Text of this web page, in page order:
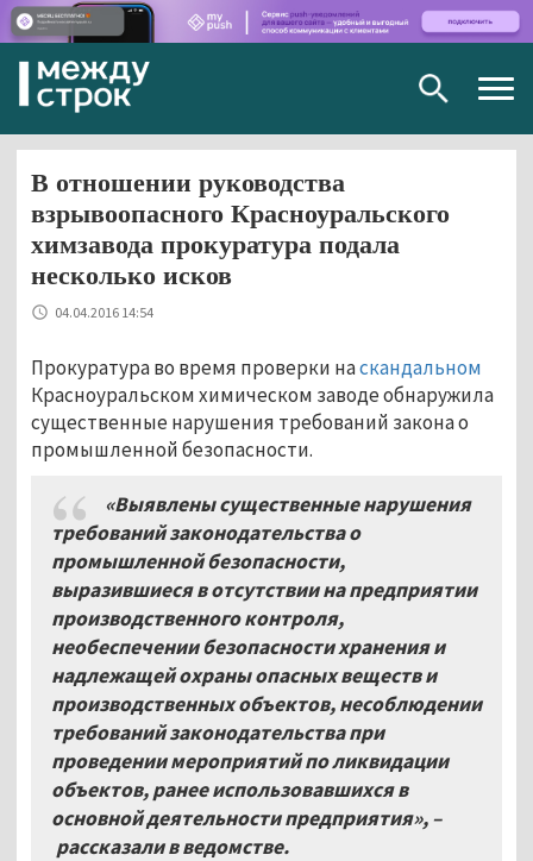
В отношении руководства
взрывоопасного Красноуральского
химзавода прокуратура подала
несколько исков
04.04.2016 14:54
Прокуратура во время проверки наскандальном
Красноуральском химическом заводе обнаружила
существенные нарушения требований закона о
промышленной безопасности.
«Выявлены существенные нарушения
требований законодательства о
промышленной безопасности,
выразившиеся в отсутствии на предприятии
производственного контроля,
необеспечении безопасности хранения и
надлежащей охраны опасных веществ и
производственных объектов, несоблюдении
требований законодательства при
проведении мероприятий по ликвидации
объектов, ранее использовавшихся в
основной деятельности предприятия», –
рассказали в ведомстве.